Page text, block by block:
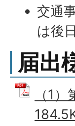
交通
は後
届出
（1